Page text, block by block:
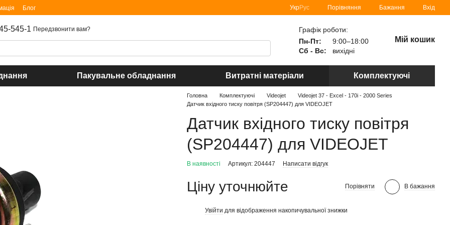
Блог УкрРус Порівняння Бажання Вхід
545-1 Передзвонити вам?
Графік роботи:
Пн-Пт:
9:00–18:00
Сб - Вс:
вихідні
Мій кошик
Пакувальне обладнання Витратні матеріали Комплектуючі
Головна Комплектуючі Videojet
Videojet 37 - Excel - 170i - 2000 Series
Датчик вхідного тиску повітря (SP204447) для VIDEOJET
Датчик вхідного тиску повітря
(SP204447) для VIDEOJET
В наявності Артикул: 204447 Написати відгук
Ціну уточнюйте Порівняти В бажання
Увійти для відображення накопичувальної знижки